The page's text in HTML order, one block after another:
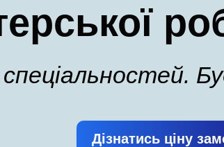
спеціальностей.
Дізнатись ціну